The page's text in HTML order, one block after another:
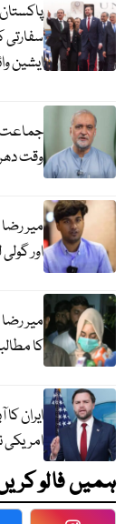
سفارتی
ایشین
وقت
میر
اور
میر
کا
ایران
ہمیں فالو